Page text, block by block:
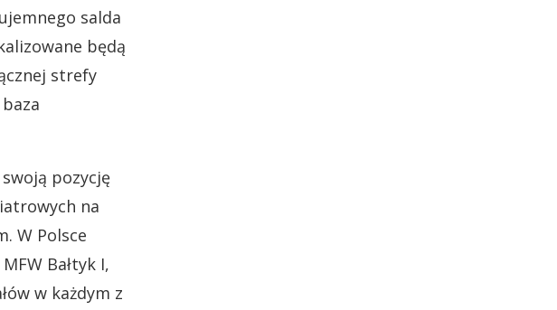
salda
będą
strefy
pozycję
na
W Polsce
Bałtyk I,
w każdym z